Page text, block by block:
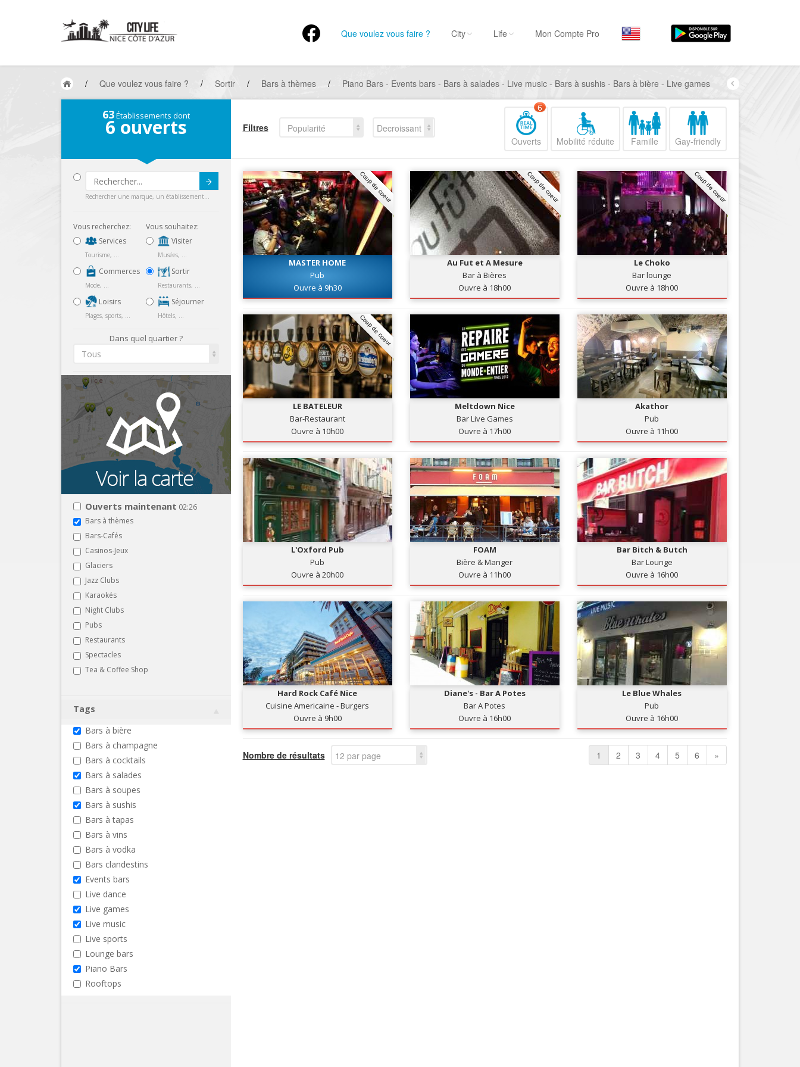
Que voulez vous faire ?
Par activité
Hôtels, ...
Visiter
Sortir
Restaurants, ...
Commerces
Mode, ...
Loisirs
Plages, sports, ...
Services
Tourisme, ...
Par quartiers
Nice Promenade du
Nice le Port
Nice le Vieux Nice
Nice le Coeur de Ville
Nice les Collines Niçoises
Nice le petit Marais Niçois
Nice la plaine du Var
Nice Aéroport
City Life Mon Compte Pro
/ Que voulez vous faire ? / Sortir / Bars à thèmes / Piano Bars - Events bars - Bars à salades - Live music - Bars à sushis - Bars à bière - Live games
63Établissements dont
6 ouverts
Rechercher une marque, un établissement...
Vous recherchez:
Services
Tourisme, ...
Commerces
Mode, ...
Loisirs
Plages, sports, ...
Vous souhaitez:
Visiter
Musées, ...
Sortir
Restaurants, ...
Séjourner
Hôtels, ...
Dans quel quartier ?
Tous
Ouverts maintenant 02:26
Bars à thèmes
Bars-Cafés
Casinos-Jeux
Glaciers
Jazz Clubs
Karaokés
Night Clubs
Pubs
Restaurants
Spectacles
Tea & Coffee Shop
Tags
Bars à bière
Bars à champagne
Bars à cocktails
Bars à salades
Bars à soupes
Bars à sushis
Bars à tapas
Bars à vins
Bars à vodka
Bars clandestins
Events bars
Live dance
Live games
Live music
Live sports
Lounge bars
Piano Bars
Rooftops
Filtres Popularité
Decroissant
Ouverts
6
Mobilité réduite Famille Gay-friendly
Coup de coeur
MASTER HOME
Pub
Ouvre à 9h30
Coup de coeur
Au Fut et A Mesure
Bar à Bières
Ouvre à 18h00
Coup de coeur
Le Choko
Bar lounge
Ouvre à 18h00
Coup de coeur
LE BATELEUR
Bar-Restaurant
Ouvre à 10h00
Meltdown Nice
Bar Live Games
Ouvre à 17h00
Akathor
Pub
Ouvre à 11h00
L'Oxford Pub
Pub
Ouvre à 20h00
FOAM
Bière & Manger
Ouvre à 11h00
Bar Bitch & Butch
Bar Lounge
Ouvre à 16h00
Hard Rock Café Nice
Cuisine Americaine - Burgers
Ouvre à 9h00
Diane's - Bar A Potes
Bar A Potes
Ouvre à 16h00
Le Blue Whales
Pub
Ouvre à 16h00
Nombre de résultats 12 par page 1 2 3 4 5 6 »